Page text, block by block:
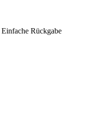
Einfache Rückgabe